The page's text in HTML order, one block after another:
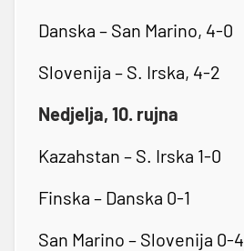
Danska – San Marino, 4-0
Slovenija – S. Irska, 4-2
Nedjelja, 10. rujna
Kazahstan – S. Irska 1-0
Finska – Danska 0-1
San Marino – Slovenija 0-4